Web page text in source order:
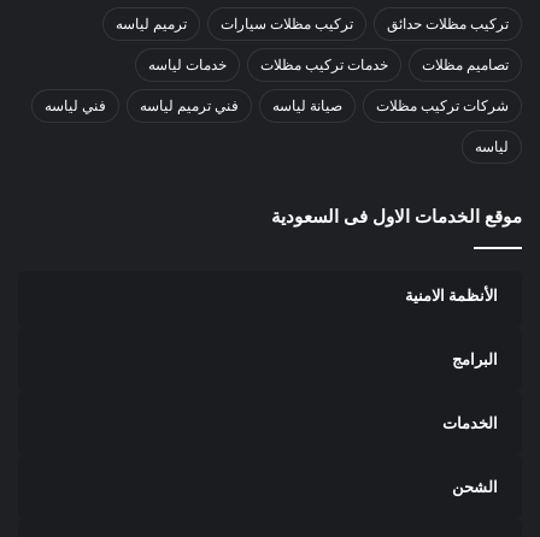
تركيب مظلات حدائق تركيب مظلات سيارات ترميم لياسه
تصاميم مظلات خدمات تركيب مظلات خدمات لياسه
شركات تركيب مظلات صيانة لياسه فني ترميم لياسه فني لياسه
لياسه
موقع الخدمات الاول فى السعودية
الأنظمة الامنية
البرامج
الخدمات
الشحن